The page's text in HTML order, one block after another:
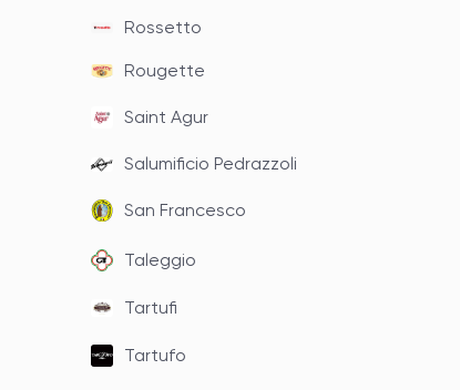
Rossetto
Rougette
Saint Agur
Salumificio Pedrazzoli
San Francesco
Taleggio
Tartufi
Tartufo